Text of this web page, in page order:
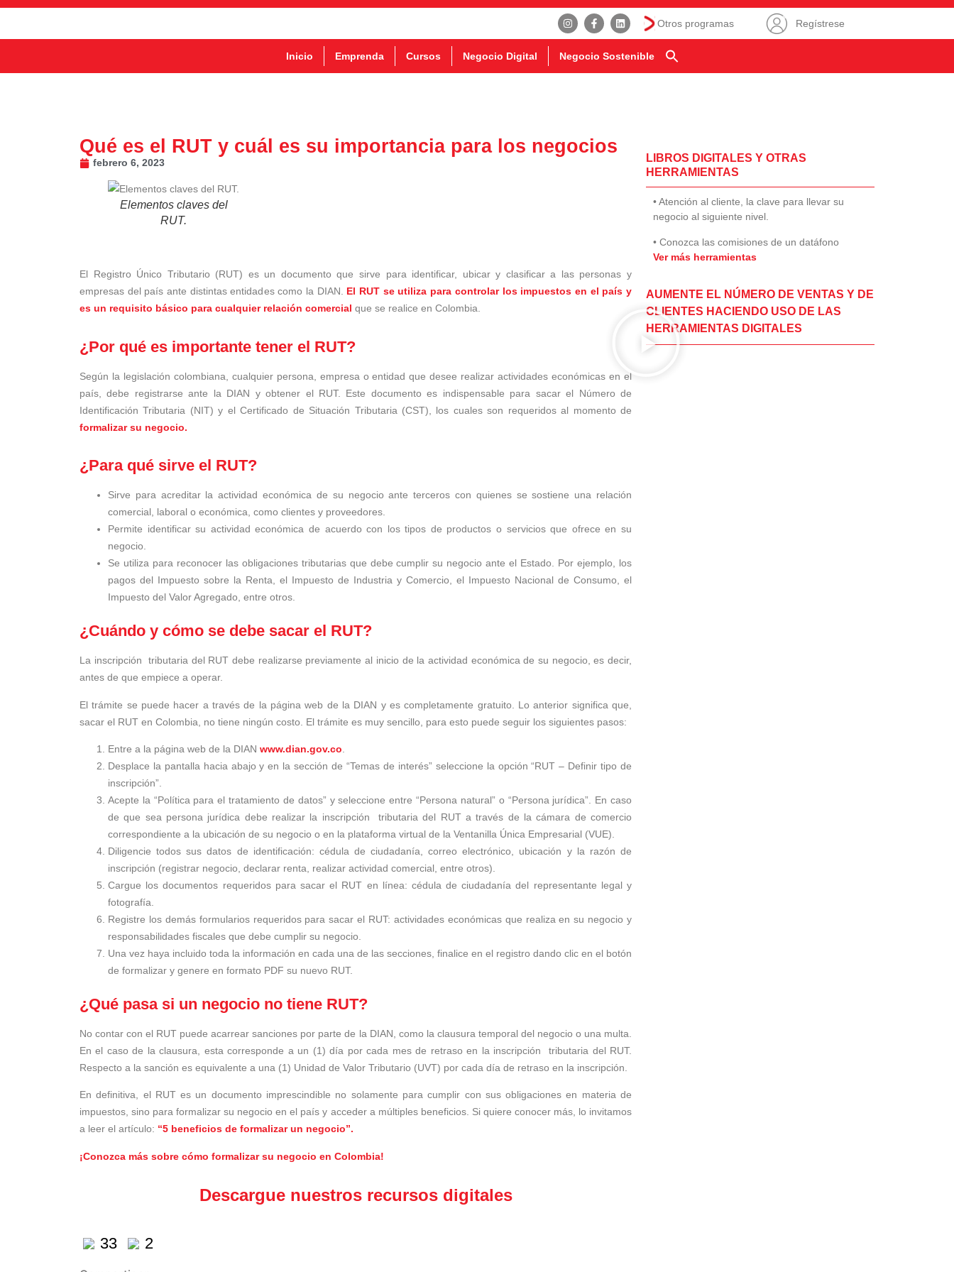
Otros programas Regístrese
Inicio Emprenda Cursos Negocio Digital Negocio Sostenible
Qué es el RUT y cuál es su importancia para los negocios
febrero 6, 2023
Elementos claves del
RUT.
El Registro Único Tributario (RUT) es un documento que sirve para identificar, ubicar y clasificar a las personas y
empresas del país ante distintas entidades como la DIAN. El RUT se utiliza para controlar los impuestos en el país y
es un requisito básico para cualquier relación comercial que se realice en Colombia.
¿Por qué es importante tener el RUT?
Según la legislación colombiana, cualquier persona, empresa o entidad que desee realizar actividades económicas en el
país, debe registrarse ante la DIAN y obtener el RUT. Este documento es indispensable para sacar el Número de
Identificación Tributaria (NIT) y el Certificado de Situación Tributaria (CST), los cuales son requeridos al momento de
formalizar su negocio.
¿Para qué sirve el RUT?
Sirve para acreditar la actividad económica de su negocio ante terceros con quienes se sostiene una relación
comercial, laboral o económica, como clientes y proveedores.
Permite identificar su actividad económica de acuerdo con los tipos de productos o servicios que ofrece en su
negocio.
Se utiliza para reconocer las obligaciones tributarias que debe cumplir su negocio ante el Estado. Por ejemplo, los
pagos del Impuesto sobre la Renta, el Impuesto de Industria y Comercio, el Impuesto Nacional de Consumo, el
Impuesto del Valor Agregado, entre otros.
¿Cuándo y cómo se debe sacar el RUT?
La inscripción tributaria del RUT debe realizarse previamente al inicio de la actividad económica de su negocio, es decir,
antes de que empiece a operar.
El trámite se puede hacer a través de la página web de la DIAN y es completamente gratuito. Lo anterior significa que,
sacar el RUT en Colombia, no tiene ningún costo. El trámite es muy sencillo, para esto puede seguir los siguientes pasos:
Entre a la página web de la DIAN www.dian.gov.co
Desplace la pantalla hacia abajo y en la sección de “Temas de interés” seleccione la opción “RUT – Definir tipo de
inscripción”.
Acepte la “Política para el tratamiento de datos” y seleccione entre “Persona natural” o “Persona jurídica”. En caso
de que sea persona jurídica debe realizar la inscripción
tributariadel RUT a través de la cámara de comercio
correspondiente a la ubicación de su negocio o en la plataforma virtual de la Ventanilla Única Empresarial (VUE).
Diligencie todos sus datos de identificación: cédula de ciudadanía, correo electrónico, ubicación y la razón de
inscripción (registrar negocio, declarar renta, realizar actividad comercial, entre otros).
Cargue los documentos requeridos para sacar el RUT en línea: cédula de ciudadanía del representante legal y
fotografía.
Registre los demás formularios requeridos para sacar el RUT: actividades económicas que realiza en su negocio y
responsabilidades fiscales que debe cumplir su negocio.
Una vez haya incluido toda la información en cada una de las secciones, finalice en el registro dando clic en el botón
de formalizar y genere en formato PDF su nuevo RUT.
¿Qué pasa si un negocio no tiene RUT?
No contar con el RUT puede acarrear sanciones por parte de la DIAN, como la clausura temporal del negocio o una multa.
En el caso de la clausura, esta corresponde a un (1) día por cada mes de retraso en la inscripción
tributaria del RUT.
Respecto a la sanción es equivalente a una (1) Unidad de Valor Tributario (UVT) por cada día de retraso en la inscripción.
En definitiva, el RUT es un documento imprescindible no solamente para cumplir con sus obligaciones en materia de
impuestos, sino para formalizar su negocio en el país y acceder a múltiples beneficios. Si quiere conocer más, lo invitamos
a leer el artículo: “5 beneficios de formalizar un negocio”.
¡Conozca más sobre cómo formalizar su negocio en Colombia!
Descargue nuestros recursos digitales
33 2
LIBROS DIGITALES Y OTRAS
HERRAMIENTAS
• Atención al cliente, la clave para llevar su
negocio al siguiente nivel.
• Conozca las comisiones de un datáfono
Ver más herramientas
AUMENTE EL NÚMERO DE VENTAS Y DE
CLIENTES HACIENDO USO DE LAS
HERRAMIENTAS DIGITALES